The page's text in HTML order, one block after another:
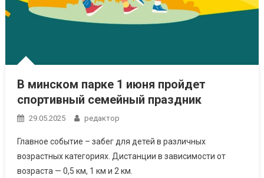
В минском парке 1 июня пройдет
спортивный семейный праздник
29.05.2025 редактор
Главное событие – забег для детей в различных
возрастных категориях. Дистанции в зависимости от
возраста — 0,5 км, 1 км и 2 км.